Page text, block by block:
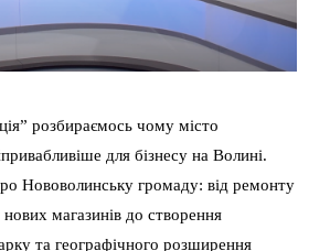
розбираємось чому місто
для бізнесу на Волині.
Нововолинську громаду: від ремонту
нових магазинів до створення
та географічного розширення